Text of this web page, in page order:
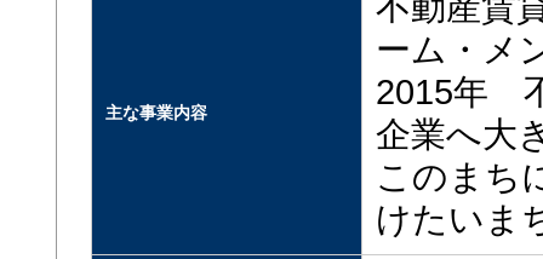
主な事業内容
ーム・メ
2015年
企業へ大
このまち
けたいま